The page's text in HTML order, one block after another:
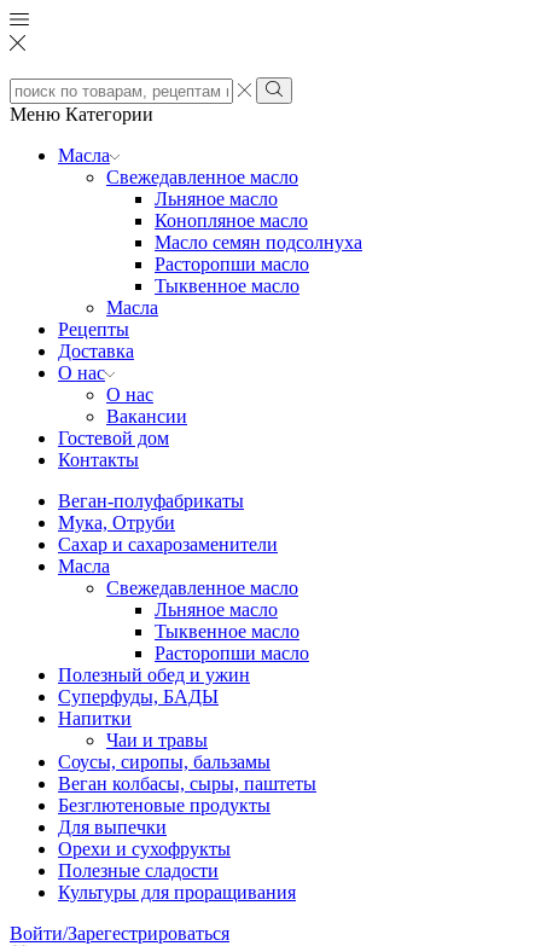
Search
input
Search
Меню Категории
Масла
Свежедавленное масло
Льняное масло
Конопляное масло
Масло семян подсолнуха
Расторопши масло
Тыквенное масло
Масла
Рецепты
Доставка
О нас
О нас
Вакансии
Гостевой дом
Контакты
Веган-полуфабрикаты
Мука, Отруби
Сахар и сахарозаменители
Масла
Свежедавленное масло
Льняное масло
Тыквенное масло
Расторопши масло
Полезный обед и ужин
Суперфуды, БАДЫ
Напитки
Чаи и травы
Соусы, сиропы, бальзамы
Веган колбасы, сыры, паштеты
Безглютеновые продукты
Для выпечки
Орехи и сухофрукты
Полезные сладости
Культуры для проращивания
Войти/Зарегестрироваться